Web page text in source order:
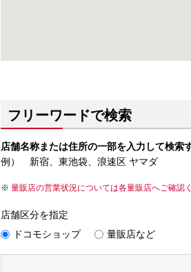
フリーワードで検索
店舗名称または住所の一部を入力して検索
例） 新宿、東池袋、浪速区 ヤマダ
量販店の営業状況については各量販店へご確認
店舗区分を指定
ドコモショップ
量販店など